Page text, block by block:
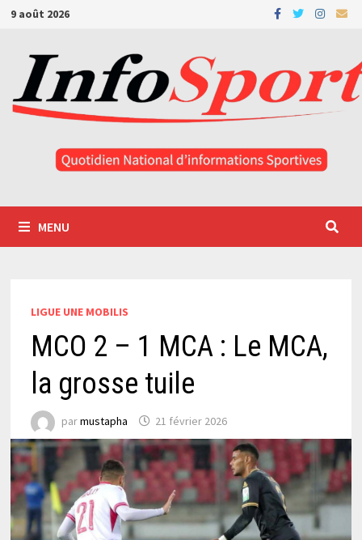
Passer
contenu
9 août 2026
MENU
LIGUE UNE MOBILIS
MCO 2 – 1 MCA : Le MCA,
la grosse tuile
parmustapha 21 février 2026